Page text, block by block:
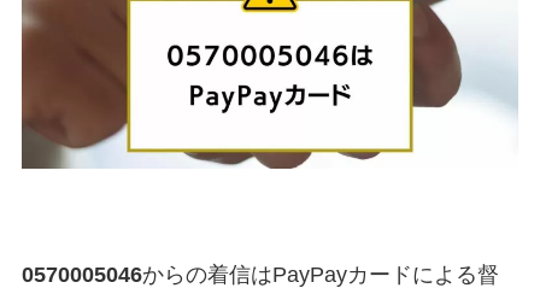
0570005046からの着信はPayPayカードによる督